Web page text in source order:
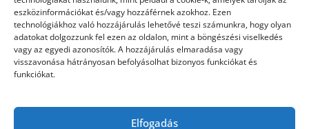
eszközinformációkat és/vagy hozzáférnek azokhoz. Ezen
technológiákhoz való hozzájárulás lehetővé teszi számunkra, hogy olyan
adatokat dolgozzunk fel ezen az oldalon, mint a böngészési viselkedés
vagy az egyedi azonosítók. A hozzájárulás elmaradása vagy
visszavonása hátrányosan befolyásolhat bizonyos funkciókat és
funkciókat.
Elfogadás
Egyéb
Étel
Szolgáltatás
Vásárlás